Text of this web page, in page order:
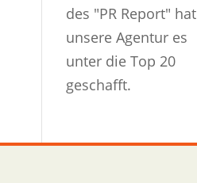
des "PR Report" hat
unsere Agentur es
unter die Top 20
geschafft.